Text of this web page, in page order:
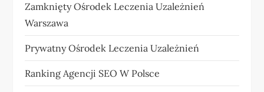
Zamknięty Ośrodek Leczenia Uzależnień
Warszawa
Prywatny Ośrodek Leczenia Uzależnień
Ranking Agencji SEO W Polsce